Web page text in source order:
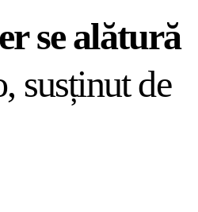
se alătură
susținut de